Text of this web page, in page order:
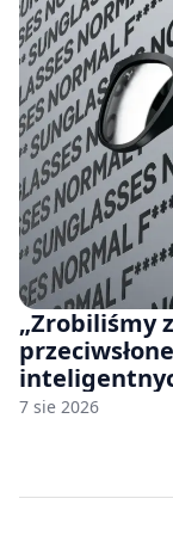
„Zrobiliśmy
7 sie 2026